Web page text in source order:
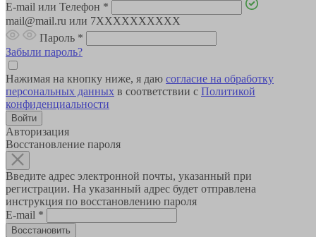
E-mail или Телефон *
mail@mail.ru или 7XXXXXXXXXX
Пароль *
Забыли пароль?
Нажимая на кнопку ниже, я даю согласие на обработку
персональных данных в соответствии с Политикой
конфиденциальности
Авторизация
Восстановление пароля
Введите адрес электронной почты, указанный при
регистрации. На указанный адрес будет отправлена
инструкция по восстановлению пароля
E-mail *